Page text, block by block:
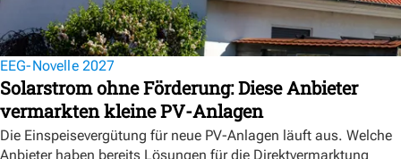
EEG-Novelle 2027
Solarstrom ohne Förderung: Diese Anbieter
vermarkten kleine PV-Anlagen
Die Einspeisevergütung für neue PV-Anlagen läuft aus. Welche
Anbieter haben bereits Lösungen für die Direktvermarktung